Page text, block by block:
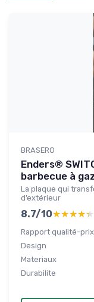
BRASERO
Enders®
barbecue à
La plaque qui
d’extérieur
8.7/10★★★★★
★★★★★
Rapport qualité-prix
Design
Materiaux
Durabilite